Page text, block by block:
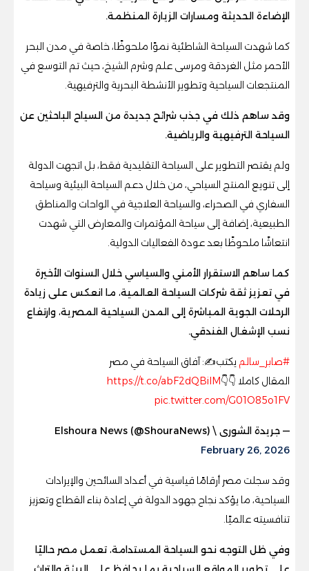
الإضاءة الحديثة ومسارات الزيارة المنظمة.
كما شهدت السياحة الشاطئية نموًا ملحوظًا، خاصة في مدن البحر
الأحمر مثل الغردقة ومرسى علم وشرم الشيخ، حيث تم التوسع في
المنتجعات السياحية وتطوير الأنشطة البحرية والترفيهية.
وقد ساهم ذلك في جذب شرائح جديدة من السياح الباحثين عن
السياحة الترفيهية والرياضية.
ولم يقتصر التطوير على السياحة التقليدية فقط، بل اتجهت الدولة
إلى تنويع المنتج السياحي، من خلال دعم السياحة البيئية وسياحة
السفاري في الصحراء، والسياحة العلاجية في الواحات والمناطق
الطبيعية، إضافة إلى سياحة المؤتمرات والمعارض التي شهدت
انتعاشًا ملحوظًا بعد عودة الفعاليات الدولية.
كما ساهم الاستقرار الأمني والسياسي خلال السنوات الأخيرة
في تعزيز ثقة شركات السياحة العالمية، ما انعكس على زيادة
الرحلات الجوية المباشرة إلى المدن السياحية المصرية، وارتفاع
نسب الإشغال الفندقي.
#صابر_سالم يكتب✍️: آفاق السياحة في مصر
المقال كاملا 👇👇https://t.co/abF2dQBiIM
pic.twitter.com/G01O85o1FV
— جريدة الشورى \ Elshoura News (@ShouraNews)
February 26, 2026
وقد سجلت مصر أرقامًا قياسية في أعداد السائحين والإيرادات
السياحية، ما يؤكد نجاح جهود الدولة في إعادة بناء القطاع وتعزيز
تنافسيته عالميًا.
وفي ظل التوجه نحو السياحة المستدامة، تعمل مصر حاليًا